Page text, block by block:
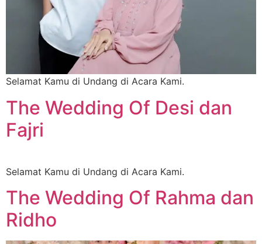
Selamat Kamu di Undang di Acara Kami.
The Wedding Of Desi dan
Fajri
Selamat Kamu di Undang di Acara Kami.
The Wedding Of Rahma dan
Ridho